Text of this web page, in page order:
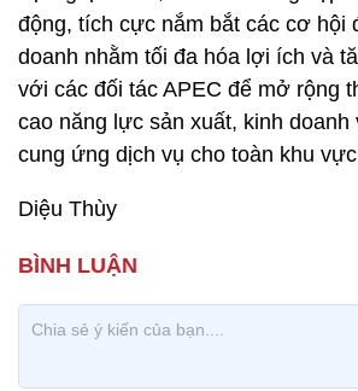
động, tích cực nắm bắt các cơ hội
doanh nhằm tối đa hóa lợi ích và
với các đối tác APEC để mở rộng
cao năng lực sản xuất, kinh doanh
cung ứng dịch vụ cho toàn khu
Diệu Thùy